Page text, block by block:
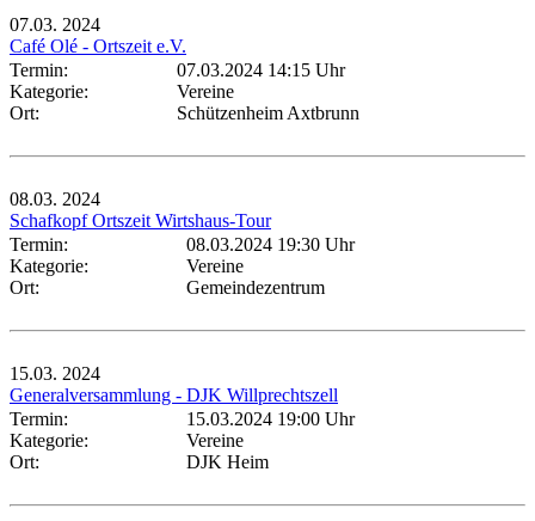
07.03. 2024
Café Olé - Ortszeit e.V.
Termin:
07.03.2024 14:15 Uhr
Kategorie:
Vereine
Ort:
Schützenheim Axtbrunn
08.03. 2024
Schafkopf Ortszeit Wirtshaus-Tour
Termin:
08.03.2024 19:30 Uhr
Kategorie:
Vereine
Ort:
Gemeindezentrum
15.03. 2024
Generalversammlung - DJK Willprechtszell
Termin:
15.03.2024 19:00 Uhr
Kategorie:
Vereine
Ort:
DJK Heim